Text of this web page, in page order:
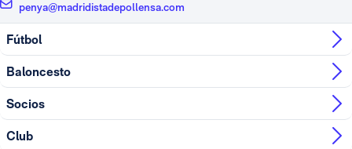
penya@madridistadepollensa.com
Fútbol
Baloncesto
Socios
Club